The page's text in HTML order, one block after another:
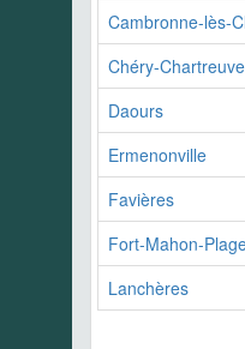
Cambronne-lès-
Chéry-Chartreuve
Daours
Ermenonville
Favières
Fort-Mahon-
Lanchères